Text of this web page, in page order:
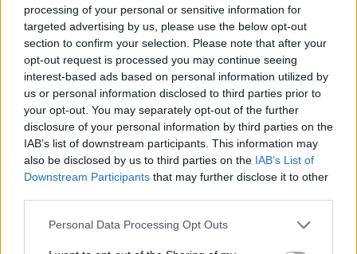
processing of your personal or sensitive information for
targeted advertising by us, please use the below opt-out
section to confirm your selection. Please note that after your
opt-out request is processed you may continue seeing
interest-based ads based on personal information utilized by
us or personal information disclosed to third parties prior to
your opt-out. You may separately opt-out of the further
disclosure of your personal information by third parties on the
IAB’s list of downstream participants. This information may
also be disclosed by us to third parties on the IAB’s List of
Downstream Participants that may further disclose it to other
Personal Data Processing Opt Outs
SZÉKELYHON
Tömegverekedés lett a
szűk mezőgazdasági úti
vitából Csatószegen
Kórházba szállítottak több embert,